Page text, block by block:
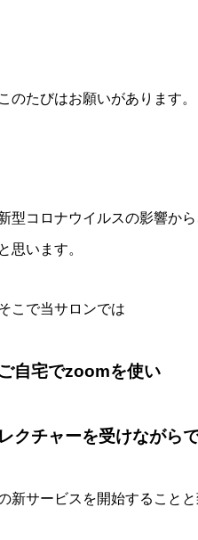
このたびはお願いがあります。
型コロナウイルスの影響か
と思います。
こで当サロンでは
ご自宅でzoomを使い
レクチャーを受けながら
新サービスを開始することと